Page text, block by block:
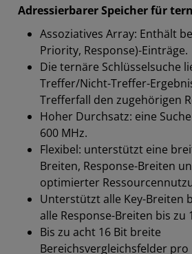
Adressierbarer Speicher für
Assoziatives Array: Enthält
Priority, Response)-Einträge.
Die ternäre Schlüsselsuche
Treffer/Nicht-Treffer-
Trefferfall den zugehörigen
Hoher Durchsatz: eine
600 MHz.
Flexibel: unterstützt eine
Breiten, Response-Breiten
optimierter
Unterstützt alle Key-Breiten
alle Response-Breiten bis zu
Bis zu acht 16 Bit breite
Bereichsvergleichsfelder